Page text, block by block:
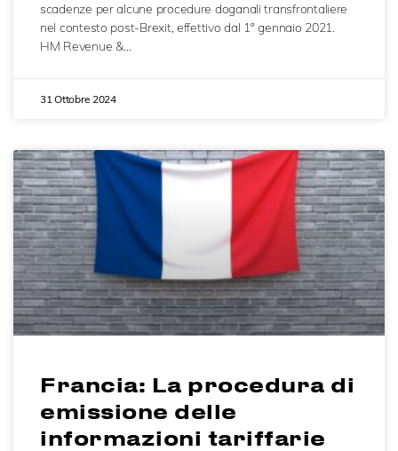
scadenze per alcune procedure doganali transfrontaliere
nel contesto post-Brexit, effettivo dal 1º gennaio 2021.
HM Revenue &…
31 Ottobre 2024
Francia: La procedura di
emissione delle
informazioni tariffarie